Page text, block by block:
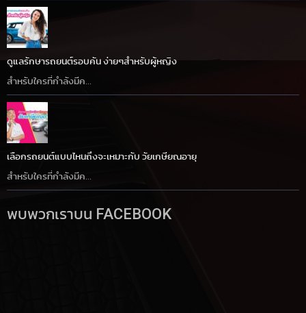
ดูแลรักษารถยนต์รอบคัน ง่ายๆสำหรับผู้หญิง
สำหรับใครที่กำลังมีค...
เลือกรถยนต์แบบไหนถึงจะเหมาะกับ วัยเกษียณอายุ
สำหรับใครที่กำลังมีค...
พบพวกเราบน FACEBOOK